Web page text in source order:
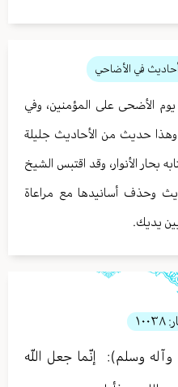
في الأضاحي
الأضحى على المؤمنين، وفي
وهذا حديث من الأحاديث جليلة
بحار الأنوار، وقد اقتبس الشيخ
وحذف أسانيدها مع مراعاة
يديك.
١٠٠٣٨
وآله وسلم): ‏ إنّما جعل اللّه